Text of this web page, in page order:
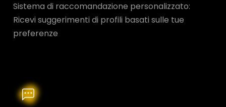
Sistema di raccomandazione personalizzato:
Ricevi suggerimenti di profili basati sulle tue
preferenze